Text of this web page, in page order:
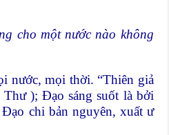
cho một nước nào không
nước, mọi thời. “Thiên giả
); Đạo sáng suốt là bởi
chi bản nguyên, xuất ư